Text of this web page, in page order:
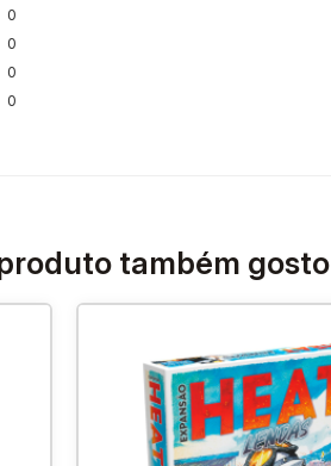
0
0
0
0
também